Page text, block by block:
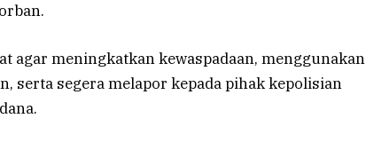
agar meningkatkan kewaspadaan, menggunakan
serta segera melapor kepada pihak kepolisian